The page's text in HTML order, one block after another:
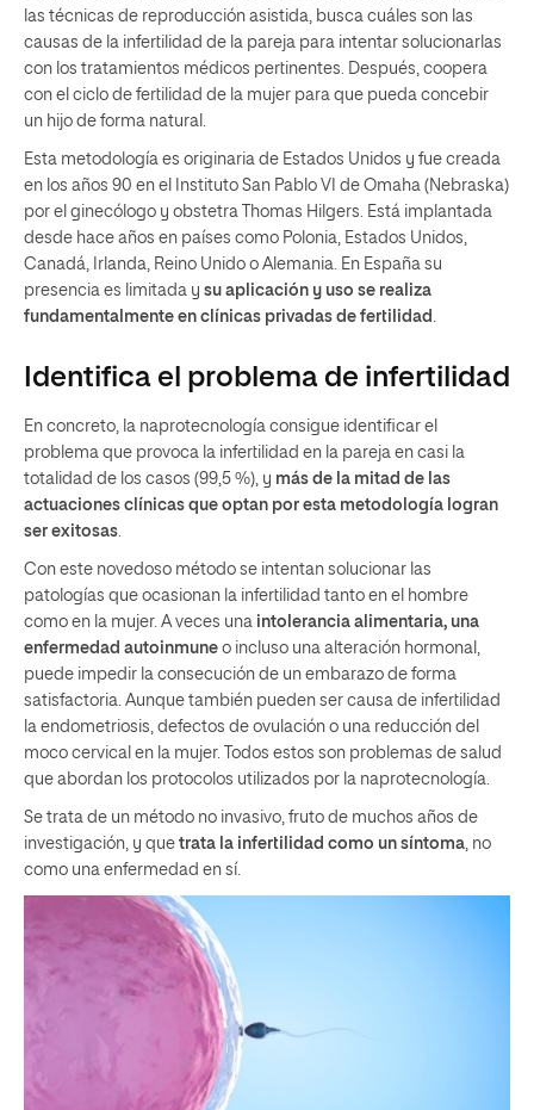
las técnicas de reproducción asistida, busca cuáles son las
causas de la infertilidad de la pareja para intentar solucionarlas
con los tratamientos médicos pertinentes. Después, coopera
con el ciclo de fertilidad de la mujer para que pueda concebir
un hijo de forma natural.
Esta metodología es originaria de Estados Unidos y fue creada
en los años 90 en el Instituto San Pablo VI de Omaha (Nebraska)
por el ginecólogo y obstetra Thomas Hilgers. Está implantada
desde hace años en países como Polonia, Estados Unidos,
Canadá, Irlanda, Reino Unido o Alemania. En España su
presencia es limitada y su aplicación y uso se realiza
fundamentalmente en clínicas privadas de fertilidad .
Identifica el problema de infertilidad
En concreto, la naprotecnología consigue identificar el
problema que provoca la infertilidad en la pareja en casi la
totalidad de los casos (99,5 %), y más de la mitad de las
actuaciones clínicas que optan por esta metodología logran
ser exitosas.
Con este novedoso método se intentan solucionar las
patologías que ocasionan la infertilidad tanto en el hombre
como en la mujer. A veces una intolerancia alimentaria, una
enfermedad autoinmune o incluso una alteración hormonal,
puede impedir la consecución de un embarazo de forma
satisfactoria. Aunque también pueden ser causa de infertilidad
la endometriosis, defectos de ovulación o una reducción del
moco cervical en la mujer. Todos estos son problemas de salud
que abordan los protocolos utilizados por la naprotecnología.
Se trata de un método no invasivo, fruto de muchos años de
investigación, y que trata la infertilidad como un síntoma, no
como una enfermedad en sí.